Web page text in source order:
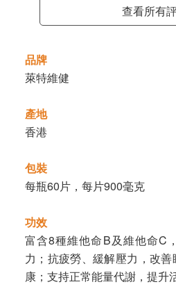
查看所有
品牌
萊特維健
產地
香港
包裝
每瓶60片，每片900毫克
功效
富含8種維他命B及維他命C
力；抗疲勞、緩解壓力，改
康；支持正常能量代謝，提升